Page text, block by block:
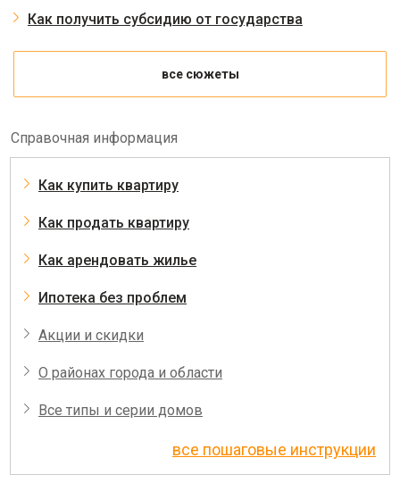
Как получить субсидию от государства
все сюжеты
Справочная информация
Как купить квартиру
Как продать квартиру
Как арендовать жилье
Ипотека без проблем
Акции и скидки
О районах города и области
Все типы и серии домов
все пошаговые инструкции